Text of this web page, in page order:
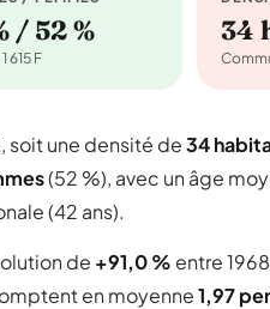
/ 52 %
615 F
34
soit une densité de34
(52 %), avec un âge
(42 ans).
de +91,0 % entre 1968
en moyenne1,97